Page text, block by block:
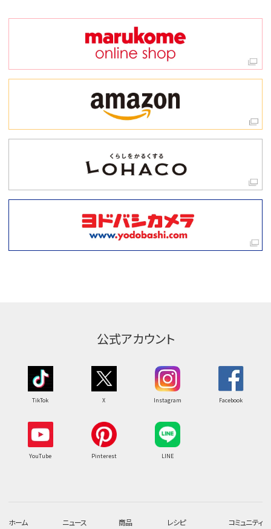
公式アカウント
TikTok X Instagram Facebook
YouTube Pinterest LINE
ホーム ニュース 商品 レシピ コミュニティ